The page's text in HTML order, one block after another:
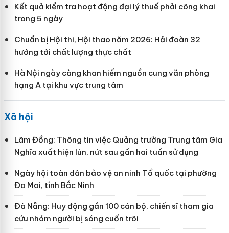
Kết quả kiểm tra hoạt động đại lý thuế phải công khai
trong 5 ngày
Chuẩn bị Hội thi, Hội thao năm 2026: Hải đoàn 32
hướng tới chất lượng thực chất
Hà Nội ngày càng khan hiếm nguồn cung văn phòng
hạng A tại khu vực trung tâm
Xã hội
Lâm Đồng: Thông tin việc Quảng trường Trung tâm Gia
Nghĩa xuất hiện lún, nứt sau gần hai tuần sử dụng
Ngày hội toàn dân bảo vệ an ninh Tổ quốc tại phường
Đa Mai, tỉnh Bắc Ninh
Đà Nẵng: Huy động gần 100 cán bộ, chiến sĩ tham gia
cứu nhóm người bị sóng cuốn trôi